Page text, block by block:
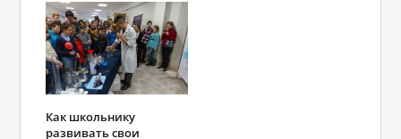
Как школьнику
развивать свои